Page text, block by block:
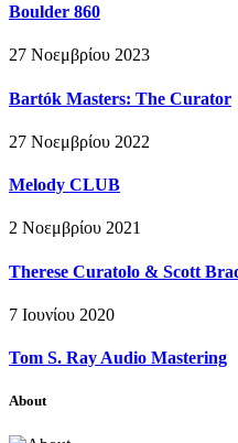
Boulder 860
27 Νοεμβρίου 2023
Bartók Masters: The Curator
27 Νοεμβρίου 2022
Melody CLUB
2 Νοεμβρίου 2021
Therese Curatolo & Scott
7 Ιουνίου 2020
Tom S. Ray Audio Mastering
About